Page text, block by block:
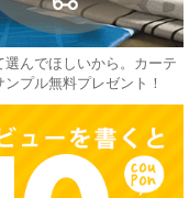
選んでほしいから。カーテ
ンプル無料プレゼント！